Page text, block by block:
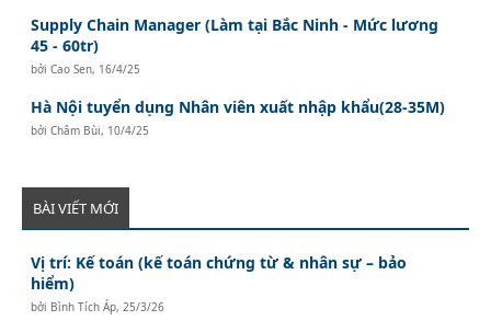
Supply Chain Manager (Làm tại Bắc Ninh - Mức lương
45 - 60tr)
bởiCao Sen, 16/4/25
Hà Nội tuyển dụng Nhân viên xuất nhập khẩu(28-35M)
bởiChâm Bùi, 10/4/25
BÀI VIẾT MỚI
Vị trí: Kế toán (kế toán chứng từ & nhân sự – bảo
hiểm)
bởi Bình Tích Áp, 25/3/26